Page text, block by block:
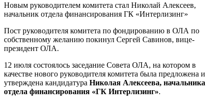
Новым руководителем комитета стал Николай Алексеев,
начальник отдела финансирования ГК «Интерлизинг»
Пост руководителя комитета по фондированию в ОЛА по
собственному желанию покинул Сергей Савинов, вице-
президент ОЛА.
12 июля состоялось заседание Совета ОЛА, на котором в
качестве нового руководителя комитета была предложена и
утверждена кандидатура Николая Алексеева, начальника
отдела финансирования «ГК Интерлизинг».